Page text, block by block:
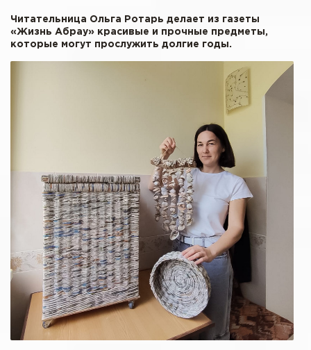
Читательница Ольга Ротарь делает из газеты
«Жизнь Абрау» красивые и прочные предметы,
которые могут прослужить долгие годы.